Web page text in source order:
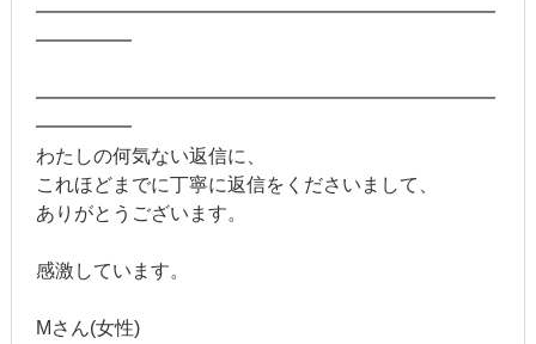
━━━━━━━━━━━━━━━━━━━━━━━━
━━━━━
━━━━━━━━━━━━━━━━━━━━━━━━
━━━━━
わたしの何気ない返信に、
これほどまでに丁寧に返信をくださいまして、
ありがとうございます。
感激しています。
Mさん(女性)